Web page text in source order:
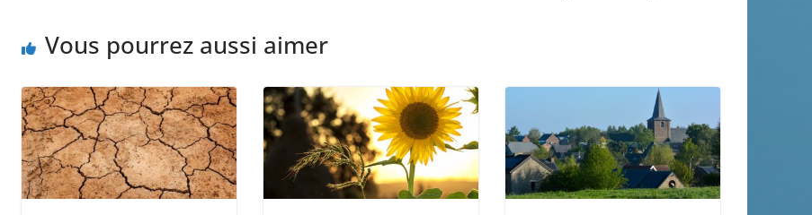
Vous pourrez aussi aimer